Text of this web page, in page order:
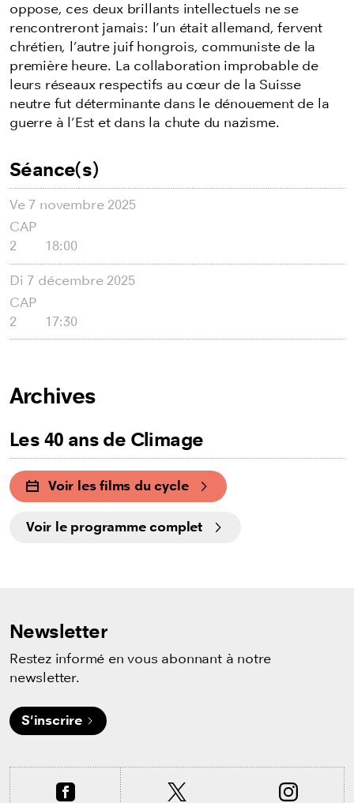
oppose, ces deux brillants intellectuels ne se
rencontreront jamais: l’un était allemand, fervent
chrétien, l’autre juif hongrois, communiste de la
première heure. La collaboration improbable de
leurs réseaux respectifs au cœur de la Suisse
neutre fut déterminante dans le dénouement de la
guerre à l’Est et dans la chute du nazisme.
Séance(s)
Ve 7 novembre 2025
CAP
2
18:00
Di 7 décembre 2025
CAP
2
17:30
Archives
Les 40 ans de Climage
Voir les films du cycle
Voir le programme complet
Newsletter
Restez informé en vous abonnant à notre
newsletter.
S'inscrire